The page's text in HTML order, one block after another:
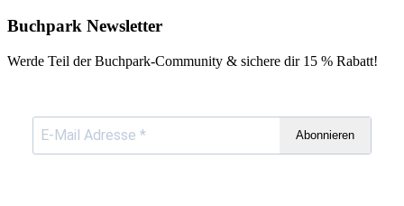
Buchpark Newsletter
Werde Teil der Buchpark-Community & sichere dir 15 % Rabatt!
Abonnieren